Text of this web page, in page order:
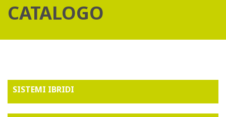
CATALOGO
SISTEMI IBRIDI